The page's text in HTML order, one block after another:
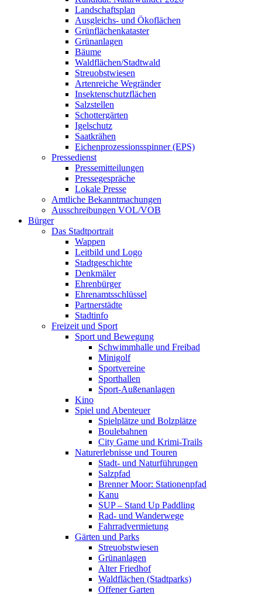
Landschaftsplan
Ausgleichs- und Ökoflächen
Grünflächenkataster
Grünanlagen
Bäume
Waldflächen/Stadtwald
Streuobstwiesen
Artenreiche Wegränder
Insektenschutzflächen
Salzstellen
Schottergärten
Igelschutz
Saatkrähen
Eichenprozessionsspinner (EPS)
Pressedienst
Pressemitteilungen
Pressegespräche
Lokale Presse
Amtliche Bekanntmachungen
Ausschreibungen VOL/VOB
Bürger
Das Stadtportrait
Wappen
Leitbild und Logo
Stadtgeschichte
Denkmäler
Ehrenbürger
Ehrenamtsschlüssel
Partnerstädte
Stadtinfo
Freizeit und Sport
Sport und Bewegung
Schwimmhalle und Freibad
Minigolf
Sportvereine
Sporthallen
Sport-Außenanlagen
Kino
Spiel und Abenteuer
Spielplätze und Bolzplätze
Boulebahnen
City Game und Krimi-Trails
Naturerlebnisse und Touren
Stadt- und Naturführungen
Salzpfad
Brenner Moor: Stationenpfad
Kanu
SUP – Stand Up Paddling
Rad- und Wanderwege
Fahrradvermietung
Gärten und Parks
Streuobstwiesen
Grünanlagen
Alter Friedhof
Waldflächen (Stadtparks)
Offener Garten